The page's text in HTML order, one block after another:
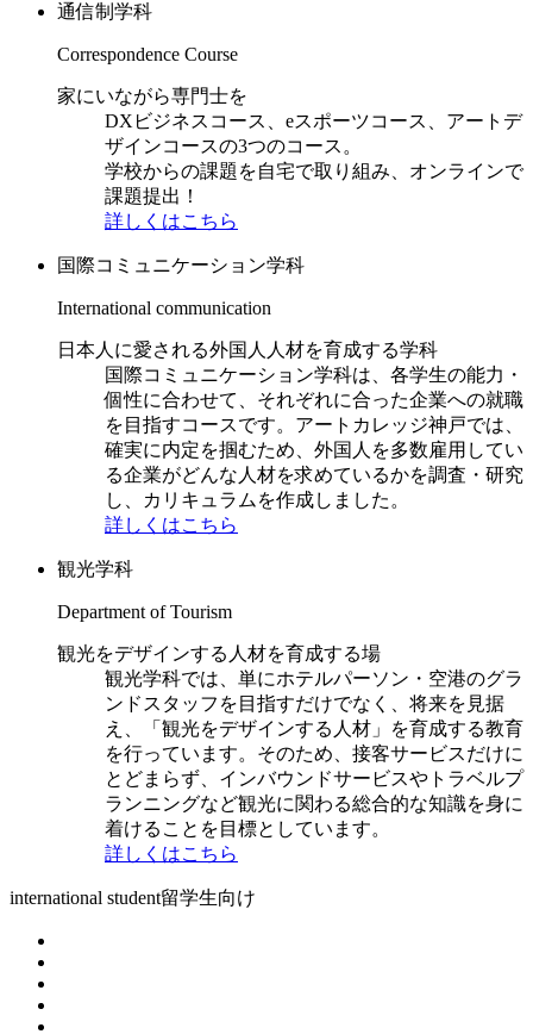
通信制学科
Correspondence Course
家にいながら専門士を
DXビジネスコース、eスポーツコース、アートデ
ザインコースの3つのコース。
学校からの課題を自宅で取り組み、オンラインで
課題提出！
詳しくはこちら
国際コミュニケーション学科
International communication
日本人に愛される外国人人材を育成する学科
国際コミュニケーション学科は、各学生の能力・
個性に合わせて、それぞれに合った企業への就職
を目指すコースです。アートカレッジ神戸では、
確実に内定を掴むため、外国人を多数雇用してい
る企業がどんな人材を求めているかを調査・研究
し、カリキュラムを作成しました。
詳しくはこちら
観光学科
Department of Tourism
観光をデザインする人材を育成する場
観光学科では、単にホテルパーソン・空港のグラ
ンドスタッフを目指すだけでなく、将来を見据
え、「観光をデザインする人材」を育成する教育
を行っています。そのため、接客サービスだけに
とどまらず、インバウンドサービスやトラベルプ
ランニングなど観光に関わる総合的な知識を身に
着けることを目標としています。
詳しくはこちら
international student留学生向け